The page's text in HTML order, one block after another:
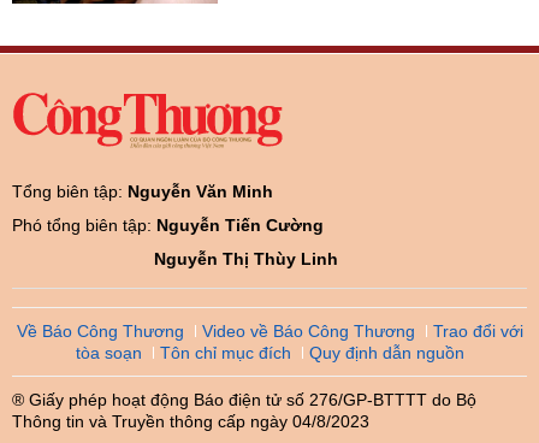
Tổng biên tập: Nguyễn Văn Minh
Phó tổng biên tập: Nguyễn Tiến Cường
Nguyễn Thị Thùy Linh
Về Báo Công Thương Video về Báo Công Thương
Trao đổi với
tòa soạn
Tôn chỉ mục đích Quy định dẫn nguồn
® Giấy phép hoạt động Báo điện tử số 276/GP-BTTTT do Bộ
Thông tin và Truyền thông cấp ngày 04/8/2023